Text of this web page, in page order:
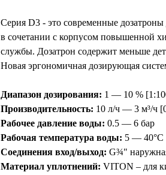
Серия D3 - это современные
в сочетании с корпусом повышенной
службы. Дозатрон содержит меньше
Новая эргономичная дозирующая
Диапазон дозирования: 1 — 10 %
Производительность: 10 л/ч — 3 м³/ч
Рабочее давление воды: 0.5 — 6 бар
Рабочая температура воды: 5 — 40°C
Соединения вход/выход: G¾"
Материал уплотнений: VITON – для